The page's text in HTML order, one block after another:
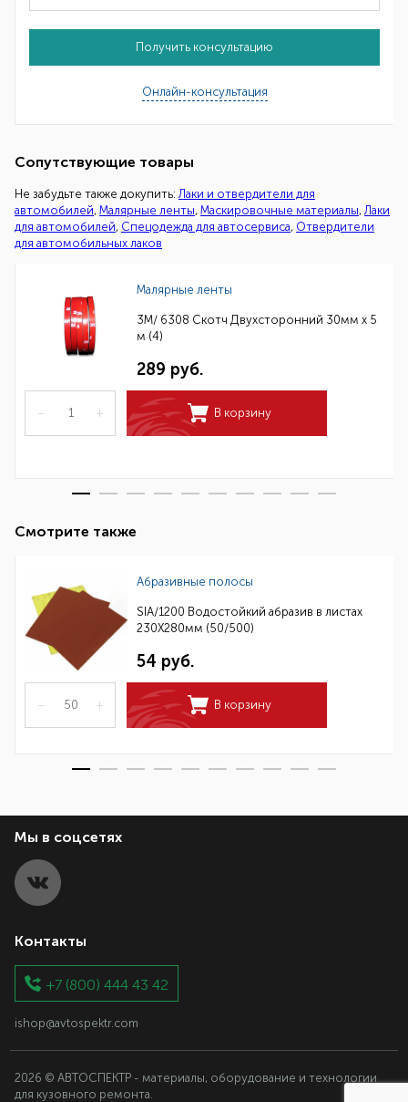
Получить консультацию
Онлайн-консультация
Сопутствующие товары
Не забудьте также докупить: Лаки и отвердители для
автомобилей, Малярные ленты, Маскировочные материалы, Лаки
для автомобилей, Спецодежда для автосервиса, Отвердители
для автомобильных лаков
Малярные ленты
3M/ 6308 Скотч Двухсторонний 30мм х 5
м (4)
289 руб.
– + В корзину
Смотрите также
Абразивные полосы
SIA/1200 Водостойкий абразив в листах
230Х280мм (50/500)
54 руб.
– + В корзину
Мы в соцсетях
Контакты
+7 (800) 444 43 42
ishop@avtospektr.com
2026 © АВТОСПЕКТР - материалы, оборудование и технологии
для кузовного ремонта.